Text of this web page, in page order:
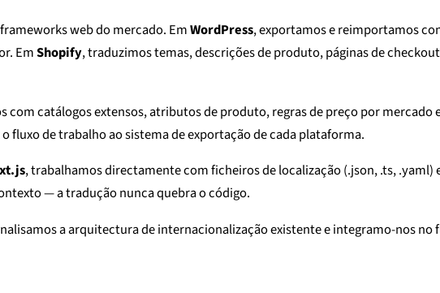
web do mercado. EmWordPress, exportamos e reimportamos
EmShopify, traduzimos temas, descrições de produto, páginas de
com catálogos extensos, atributos de produto, regras de preço por
fluxo de trabalho ao sistema de exportação de cada plataforma.
, trabalhamos directamente com ficheiros de localização (.json, .ts,
— a tradução nunca quebra o código.
a arquitectura de internacionalização existente e integramo-nos